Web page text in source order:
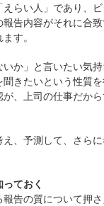
らい人」であり、
告内容がそれに合
す。
か」と言いたい気
きたいという性質
、上司の仕事だか
、予測して、さら
ておく
告の質について押さ